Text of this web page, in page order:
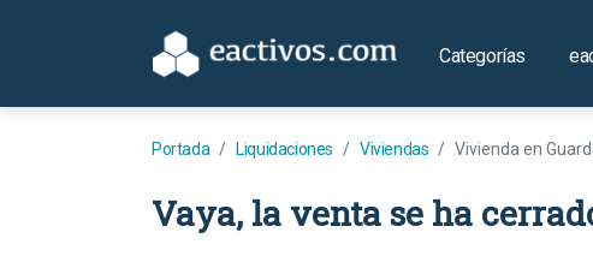
Categorías
Portada Liquidaciones Viviendas Vivienda en
Vaya, la venta se ha